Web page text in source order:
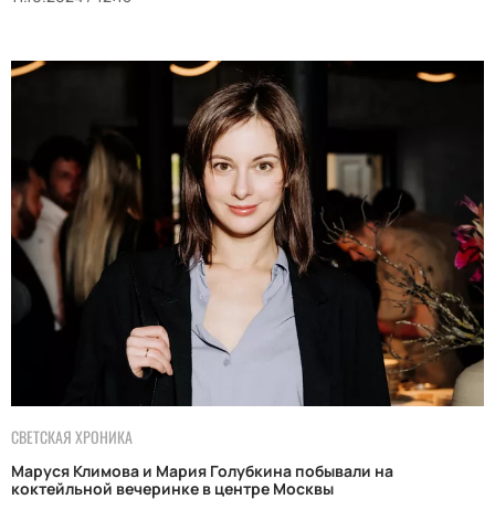
СВЕТСКАЯ ХРОНИКА
Маруся Климова и Мария Голубкина побывали на
коктейльной вечеринке в центре Москвы